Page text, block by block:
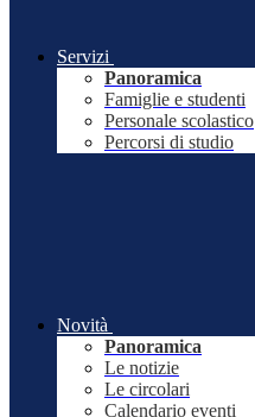
Servizi
Panoramica
Famiglie e studenti
Personale scolastico
Percorsi di studio
Novità
Panoramica
Le notizie
Le circolari
Calendario eventi